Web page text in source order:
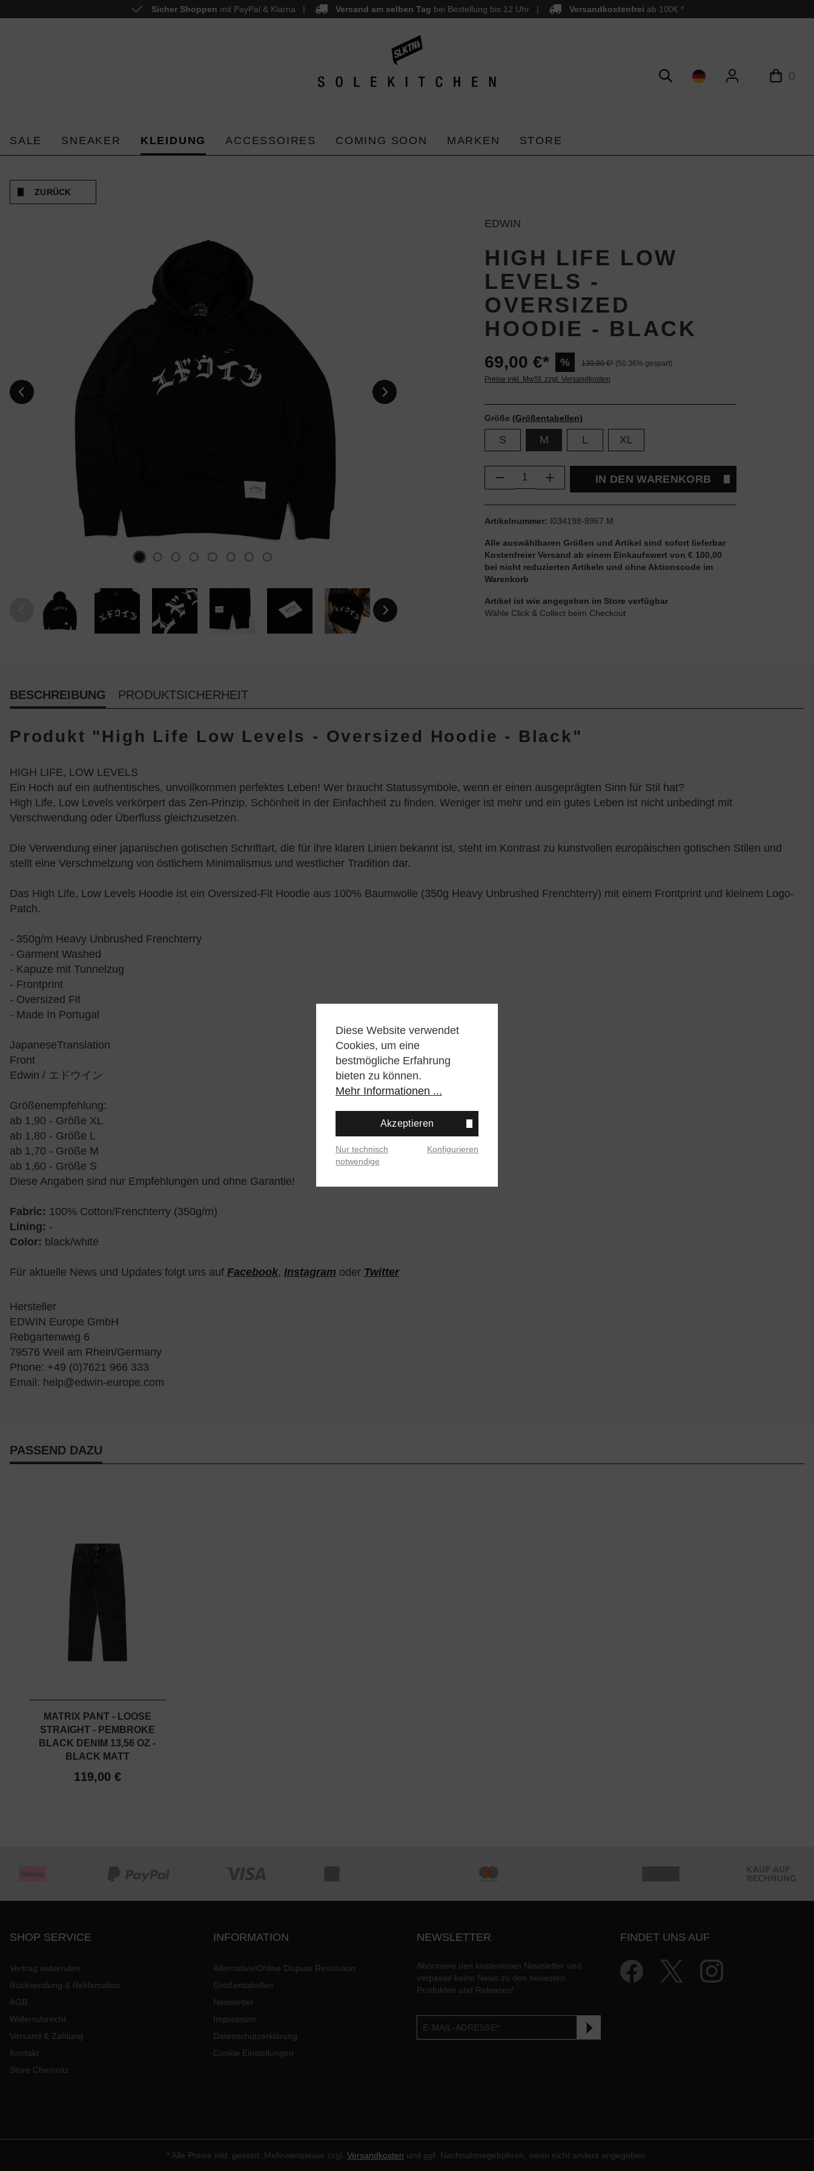
Zur Hauptnavigation springen
Sicher Shoppen mit PayPal & Klarna Versand am selben Tag bei Bestellung bis 12 Uhr Versandkostenfrei ab 100€ *
0
SALE SNEAKER KLEIDUNG ACCESSOIRES COMING SOON MARKEN STORE
ZURÜCK
EDWIN
HIGH LIFE LOW
LEVELS -
OVERSIZED
HOODIE - BLACK
69,00 €* % 139,00 €* (50.36% gespart)
Preise inkl. MwSt. zzgl. Versandkosten
Größe (Größentabellen)
S M L XL
Produkt Anzahl: Gib den gewünschten Wert ein
IN DEN WARENKORB
Artikelnummer: I034198-8967.M
Alle auswählbaren Größen und Artikel sind sofort lieferbar
Kostenfreier Versand ab einem Einkaufswert von € 100,00
bei nicht reduzierten Artikeln und ohne Aktionscode im
Warenkorb
Artikel ist wie angegeben im Store verfügbar
Wähle Click & Collect beim Checkout
BESCHREIBUNG PRODUKTSICHERHEIT
Produkt "High Life Low Levels - Oversized Hoodie - Black"
HIGH LIFE, LOW LEVELS
Ein Hoch auf ein authentisches, unvollkommen perfektes Leben! Wer braucht Statussymbole, wenn er einen ausgeprägten Sinn für Stil hat?
High Life, Low Levels verkörpert das Zen-Prinzip, Schönheit in der Einfachheit zu finden. Weniger ist mehr und ein gutes Leben ist nicht unbedingt mit
Verschwendung oder Überfluss gleichzusetzen.
Die Verwendung einer japanischen gotischen Schriftart, die für ihre klaren Linien bekannt ist, steht im Kontrast zu kunstvollen europäischen gotischen Stilen und
stellt eine Verschmelzung von östlichem Minimalismus und westlicher Tradition dar.
Das High Life, Low Levels Hoodie ist ein Oversized-Fit Hoodie aus 100% Baumwolle (350g Heavy Unbrushed Frenchterry) mit einem Frontprint und kleinem Logo-
Patch.
- 350g/m Heavy Unbrushed Frenchterry
- Garment Washed
- Kapuze mit Tunnelzug
- Frontprint
- Oversized Fit
- Made In Portugal
JapaneseTranslation
Front
Edwin / エドウイン
Größenempfehlung:
ab 1,90 - Größe XL
ab 1,80 - Größe L
ab 1,70 - Größe M
ab 1,60 - Größe S
Diese Angaben sind nur Empfehlungen und ohne Garantie!
Fabric: 100% Cotton/Frenchterry (350g/m)
Lining: -
Color: black/white
Für aktuelle News und Updates folgt uns auf Facebook, Instagram oder Twitter
Hersteller
EDWIN Europe GmbH
Rebgartenweg 6
79576 Weil am Rhein/Germany
Phone: +49 (0)7621 966 333
Email: help@edwin-europe.com
PASSEND DAZU
MATRIX PANT - LOOSE
STRAIGHT - PEMBROKE
BLACK DENIM 13,56 OZ -
BLACK MATT
119,00 €
SHOP SERVICE
Vertrag widerrufen
Rücksendung & Reklamation
AGB
Widerrufsrecht
Versand & Zahlung
Kontakt
Store Chemnitz
INFORMATION
Alternative/Online Dispute Resolution
Größentabellen
Newsletter
Impressum
Datenschutzerklärung
Cookie Einstellungen
NEWSLETTER
Abonniere den kostenlosen Newsletter und
verpasse keine News zu den neuesten
Produkten und Releases!
FINDET UNS AUF
* Alle Preise inkl. gesetzl. Mehrwertsteuer zzgl. Versandkosten und ggf. Nachnahmegebühren, wenn nicht anders angegeben.
Diese Website verwendet
Cookies, um eine
bestmögliche Erfahrung
bieten zu können.
Mehr Informationen ...
Akzeptieren
Nur technisch
notwendige
Konfigurieren